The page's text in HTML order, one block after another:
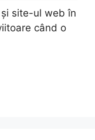
site-ul web în
când o